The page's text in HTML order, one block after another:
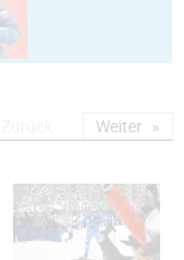
Weiter